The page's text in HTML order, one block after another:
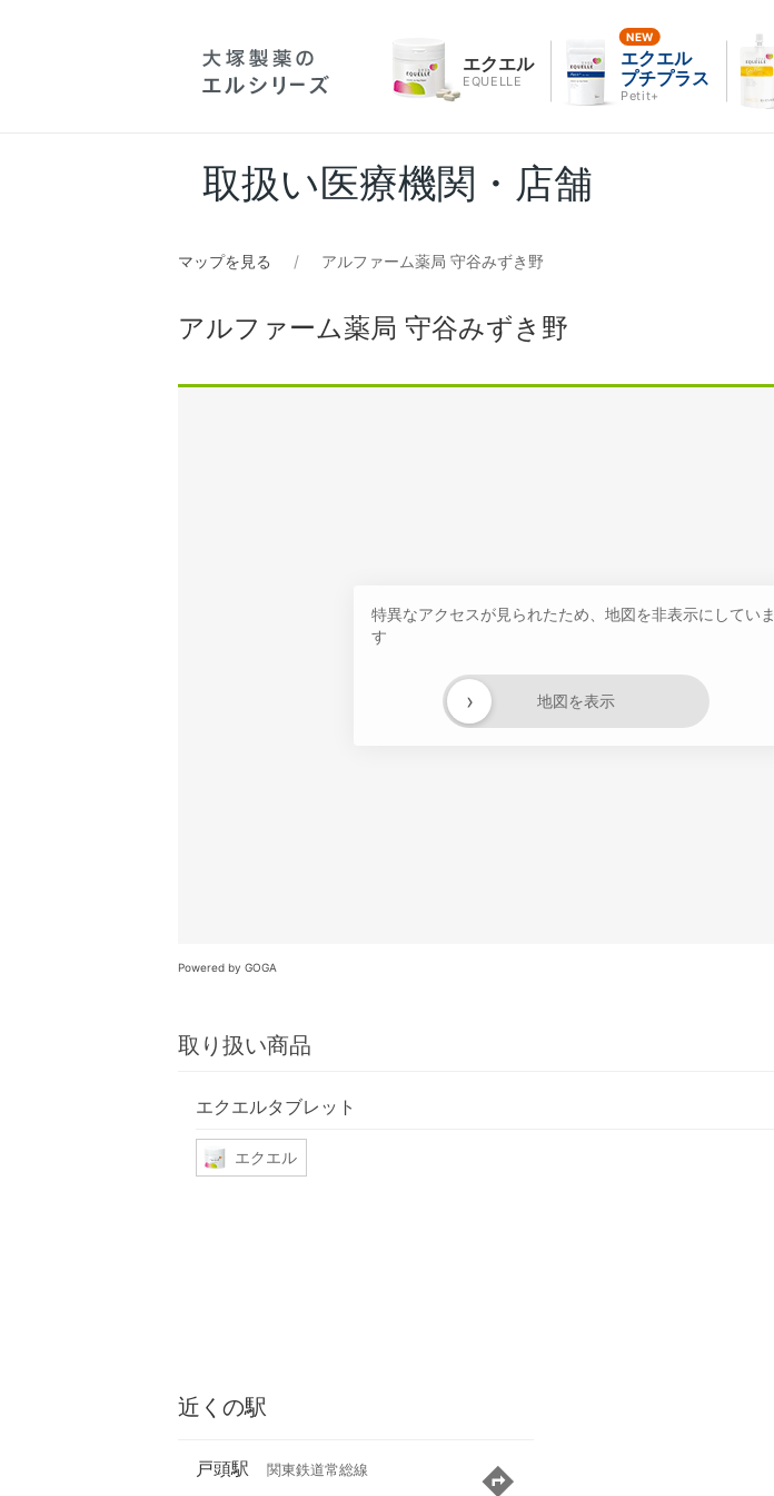
エクエル
EQUELLE
エクエル
プチプラス
Petit+
取扱い医療機関・店舗
マップを見る アルファーム薬局 守谷みずき野
アルファーム薬局 守谷みずき野
特異なアクセスが見られたため、地図を非表示にしていま
す
地図を表示
›
Powered by GOGA
取り扱い商品
エクエルタブレット
エクエル
近くの駅
戸頭駅 関東鉄道常総線